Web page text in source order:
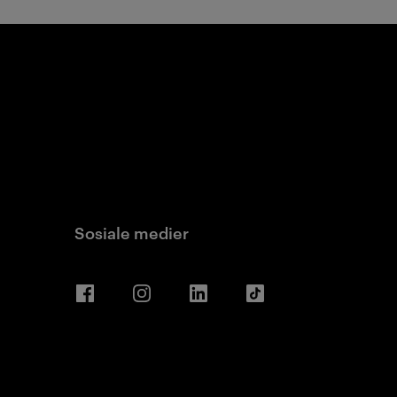
Sosiale medier